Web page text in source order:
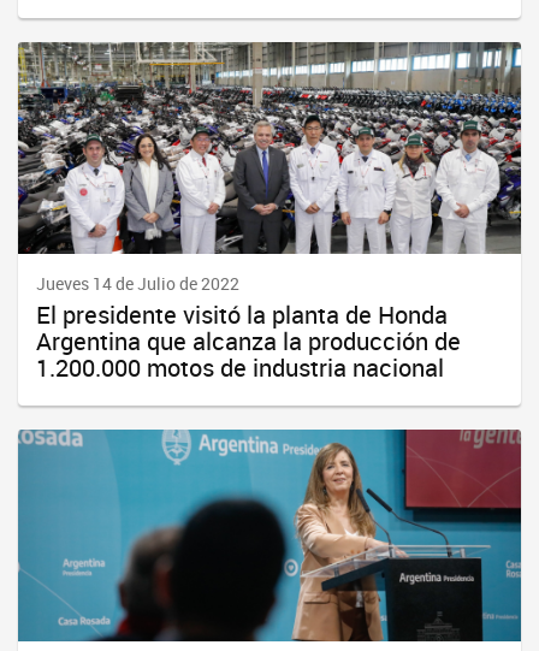
Jueves 14 de Julio de 2022
El presidente visitó la planta de Honda
Argentina que alcanza la producción de
1.200.000 motos de industria nacional